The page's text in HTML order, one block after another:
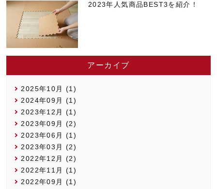
2023年人気商品BEST3を紹介！
アーカイブ
2025年10月 (1)
2024年09月 (1)
2023年12月 (1)
2023年09月 (2)
2023年06月 (1)
2023年03月 (2)
2022年12月 (2)
2022年11月 (1)
2022年09月 (1)